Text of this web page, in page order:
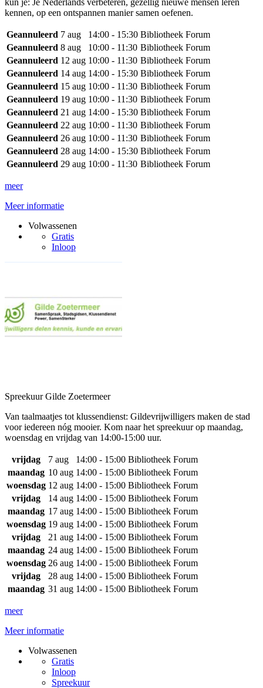
kun je: Je Nederlands verbeteren, gezellig nieuwe mensen leren
kennen, op een ontspannen manier samen oefenen.
Geannuleerd 7 aug 14:00 - 15:30 Bibliotheek Forum
Geannuleerd 8 aug 10:00 - 11:30 Bibliotheek Forum
Geannuleerd 12 aug 10:00 - 11:30 Bibliotheek Forum
Geannuleerd 14 aug 14:00 - 15:30 Bibliotheek Forum
Geannuleerd 15 aug 10:00 - 11:30 Bibliotheek Forum
Geannuleerd 19 aug 10:00 - 11:30 Bibliotheek Forum
Geannuleerd 21 aug 14:00 - 15:30 Bibliotheek Forum
Geannuleerd 22 aug 10:00 - 11:30 Bibliotheek Forum
Geannuleerd 26 aug 10:00 - 11:30 Bibliotheek Forum
Geannuleerd 28 aug 14:00 - 15:30 Bibliotheek Forum
Geannuleerd 29 aug 10:00 - 11:30 Bibliotheek Forum
meer
Meer informatie
Volwassenen
Gratis
Inloop
Spreekuur Gilde Zoetermeer
Van taalmaatjes tot klussendienst: Gildevrijwilligers maken de stad
voor iedereen nóg mooier. Kom naar het spreekuur op maandag,
woensdag en vrijdag van 14:00-15:00 uur.
vrijdag 7 aug 14:00 - 15:00 Bibliotheek Forum
maandag 10 aug 14:00 - 15:00 Bibliotheek Forum
woensdag 12 aug 14:00 - 15:00 Bibliotheek Forum
vrijdag
14 aug 14:00 - 15:00 Bibliotheek Forum
maandag 17 aug 14:00 - 15:00 Bibliotheek Forum
woensdag 19 aug 14:00 - 15:00 Bibliotheek Forum
vrijdag
21 aug 14:00 - 15:00 Bibliotheek Forum
maandag 24 aug 14:00 - 15:00 Bibliotheek Forum
woensdag 26 aug 14:00 - 15:00 Bibliotheek Forum
vrijdag
28 aug 14:00 - 15:00 Bibliotheek Forum
maandag 31 aug 14:00 - 15:00 Bibliotheek Forum
meer
Meer informatie
Volwassenen
Gratis
Inloop
Spreekuur